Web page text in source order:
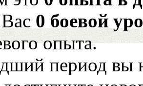
0 боевой
опыта.
период вы